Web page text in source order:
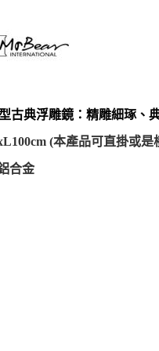
古典浮雕鏡：精雕細琢、
(本產品可直掛或是
合金